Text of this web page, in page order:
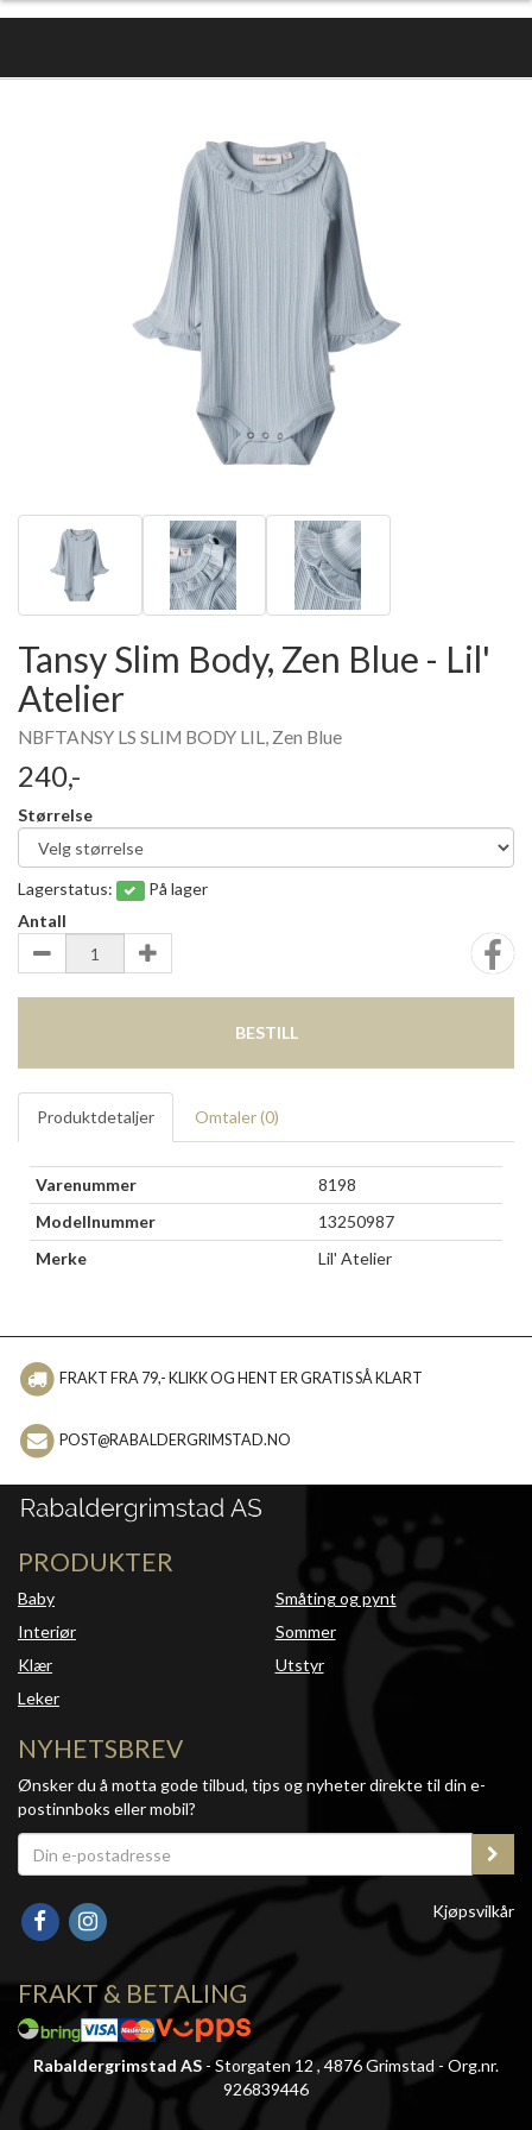
Tansy Slim Body, Zen Blue - Lil'
Atelier
NBFTANSY LS SLIM BODY LIL, Zen Blue
240,-
Størrelse
Lagerstatus:
På lager
Antall
BESTILL
Produktdetaljer Omtaler (0)
Varenummer
8198
Modellnummer
13250987
Merke
Lil' Atelier
FRAKT FRA 79,- KLIKK OG HENT ER GRATIS SÅ KLART
POST@RABALDERGRIMSTAD.NO
PRODUKTER
Baby
Interiør
Klær
Leker
Småting og pynt
Sommer
Utstyr
NYHETSBREV
Ønsker du å motta gode tilbud, tips og nyheter direkte til din e-
postinnboks eller mobil?
Kjøpsvilkår
FRAKT & BETALING
Rabaldergrimstad AS - Storgaten 12 , 4876 Grimstad - Org.nr.
926839446